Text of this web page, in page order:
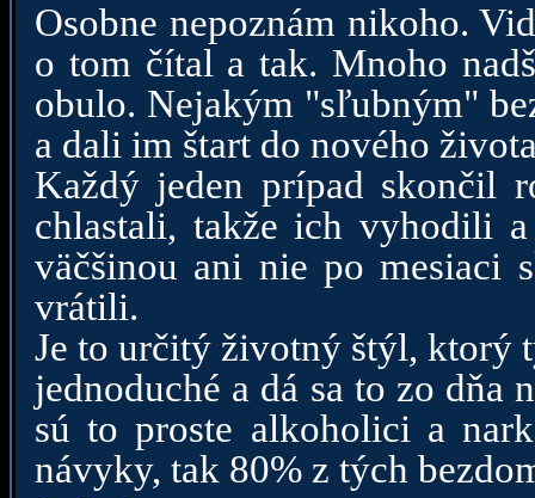
Osobne nepoznám nikoho.
o tom čítal a tak. Mnoho
obulo. Nejakým "sľubným"
a dali im štart do nového
Každý jeden prípad skončil
chlastali, takže ich vyhodili
väčšinou ani nie po mesiaci
vrátili.
Je to určitý životný štýl, ktorý
jednoduché a dá sa to zo dňa
sú to proste alkoholici a
návyky, tak 80% z tých